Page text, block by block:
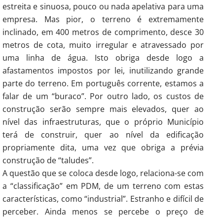
estreita e sinuosa, pouco ou nada apelativa para uma
empresa. Mas pior, o terreno é extremamente
inclinado, em 400 metros de comprimento, desce 30
metros de cota, muito irregular e atravessado por
uma linha de água. Isto obriga desde logo a
afastamentos impostos por lei, inutilizando grande
parte do terreno. Em português corrente, estamos a
falar de um “buraco”. Por outro lado, os custos de
construção serão sempre mais elevados, quer ao
nível das infraestruturas, que o próprio Município
terá de construir, quer ao nível da edificação
propriamente dita, uma vez que obriga a prévia
construção de “taludes”.
A questão que se coloca desde logo, relaciona-se com
a “classificação” em PDM, de um terreno com estas
características, como “industrial”. Estranho e difícil de
perceber. Ainda menos se percebe o preço de